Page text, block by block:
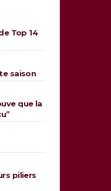
Top 14
saison
que la
piliers